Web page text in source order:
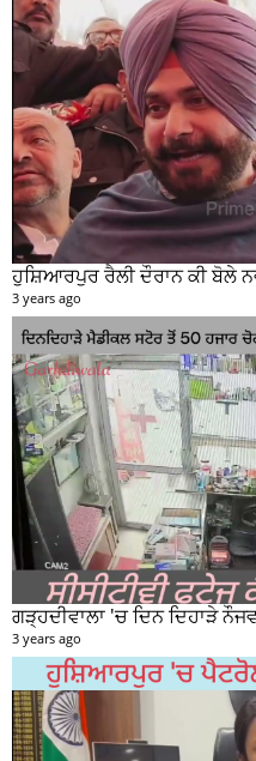
ਹੁਸ਼ਿਆਰਪੁਰ ਰੈਲੀ ਦੌਰਾਨ ਕੀ ਬੋਲੇ
3 years ago
3 years ago